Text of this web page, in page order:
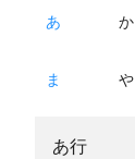
あ か
ま や
あ行